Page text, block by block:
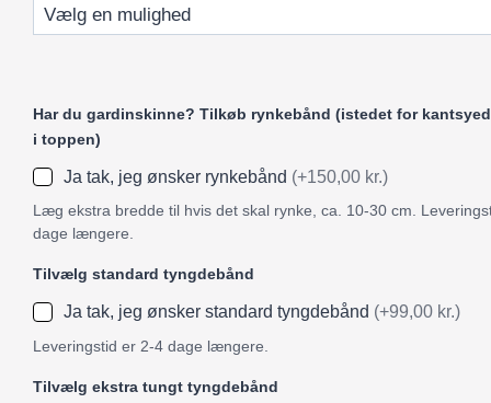
Har du gardinskinne? Tilkøb rynkebånd (istedet for
i toppen)
Ja tak, jeg ønsker rynkebånd (+150,00 kr.)
Læg ekstra bredde til hvis det skal rynke, ca. 10-30 cm.
dage længere.
Tilvælg standard tyngdebånd
Ja tak, jeg ønsker standard tyngdebånd (+99,00 kr.)
Leveringstid er 2-4 dage længere.
Tilvælg ekstra tungt tyngdebånd